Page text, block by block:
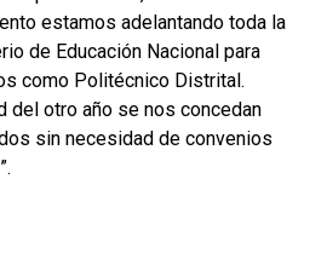
estamos adelantando toda la
de Educación Nacional para
como Politécnico Distrital.
del otro año se nos concedan
sin necesidad de convenios